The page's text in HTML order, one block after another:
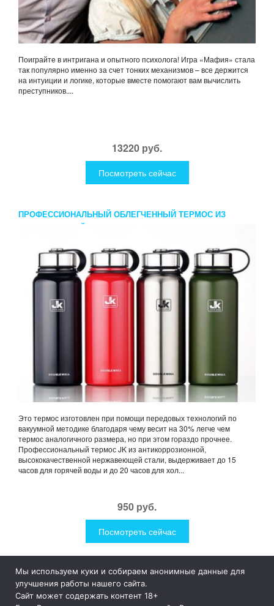
Поиграйте в интригана и опытного психолога! Игра «Мафия» стала
так популярно именно за счет тонких механизмов – все держится
на интуиции и логике, которые вместе помогают вам вычислить
преступников....
13220 руб.
Посмотреть сейчас
ПРОФЕССИОНАЛЬНЫЙ ОБЛЕГЧЕННЫЙ ТЕРМОС ИЗ
НЕРЖАВЕЮЩЕЙ СТАЛИ JK
Это термос изготовлен при помощи передовых технологий по
вакуумной методике благодаря чему весит на 30% легче чем
термос аналогичного размера, но при этом гораздо прочнее.
Профессиональный термос JK из антикоррозионной,
высококачественной нержавеющей стали, выдерживает до 15
часов для горячей воды и до 20 часов для хол...
950 руб.
Посмотреть сейчас
1Like
Мы используем куки и собираем анонимные данные для
улучшения работы нашего сайта.
Сайт может содержать контент 18+